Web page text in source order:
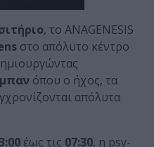
, το ANAGENESIS
στο απόλυτο κέντρο
όπου ο ήχος, τα
απόλυτα
έως τις 07:30, η psy-